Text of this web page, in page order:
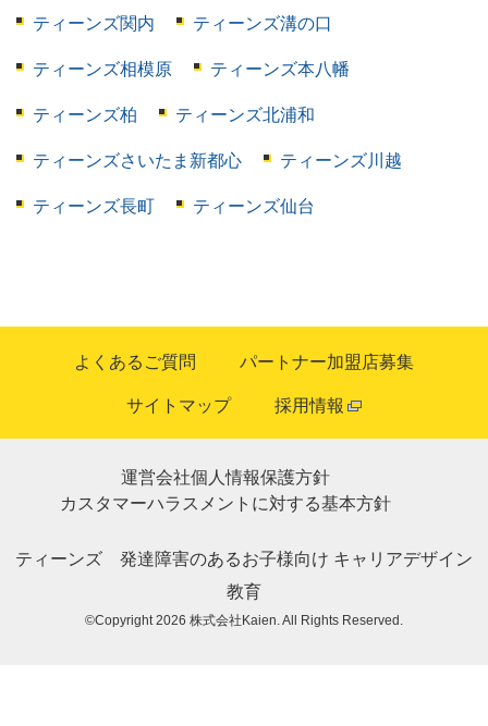
ティーンズ関内 ティーンズ溝の口
ティーンズ相模原 ティーンズ本八幡
ティーンズ柏 ティーンズ北浦和
ティーンズさいたま新都心 ティーンズ川越
ティーンズ長町 ティーンズ仙台
よくあるご質問 パートナー加盟店募集
サイトマップ 採用情報
運営会社個人情報保護方針
カスタマーハラスメントに対する基本方針
ティーンズ 発達障害のあるお子様向け キャリアデザイン
教育
©Copyright 2026 株式会社Kaien. All Rights Reserved.